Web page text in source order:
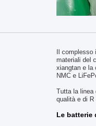
Il
materiali del
xiangtan e la
NMC e
Tutta la linea
qualità e di
Le batterie